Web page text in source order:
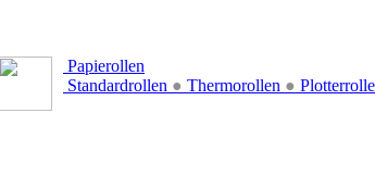
Papierollen
Standardrollen ● Thermorollen ●